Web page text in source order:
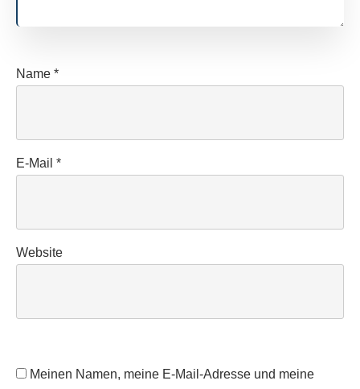
Name *
E-Mail *
Website
Meinen Namen, meine E-Mail-Adresse und meine